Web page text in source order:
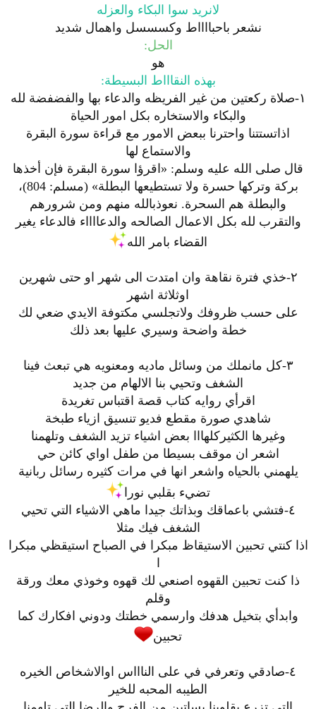
لانريد سوا البكاء والعزله
نشعر باحبااااط وكسسسل واهمال شديد
الحل:
هو
بهذه النقاااط البسيطة:
١-صلاة ركعتين من غير الفريظه والدعاء بها والفضفضة لله
والبكاء والاستخاره بكل امور الحياة
اذاتستتنا واحترنا ببعض الامور مع قراءة سورة البقرة
والاستماع لها
قال صلى الله عليه وسلم: «اقرؤا سورة البقرة فإن أخذها
بركة وتركها حسرة ولا تستطيعها البطلة» (مسلم: 804)،
والبطلة هم السحرة. نعوذبالله منهم ومن شرورهم
والتقرب لله بكل الاعمال الصالحه والدعااااء فالدعاء يغير
القضاء بامر الله
٢-خذي فترة نقاهة وان امتدت الى شهر او حتى شهرين
اوثلاثة اشهر
على حسب ظروفك ولاتجلسي مكتوفة الايدي ضعي لك
خطة واضحة وسيري عليها بعد ذلك
٣-كل مانملك من وسائل ماديه ومعنويه هي تبعث فينا
الشغف وتحيي بنا الالهام من جديد
اقرأي روايه كتاب قصة اقتباس تغريدة
شاهدي صورة مقطع فديو تنسيق ازياء طبخة
وغيرها الكثيركلهااا بعض اشياء تزيد الشغف وتلهمنا
اشعر ان موقف بسيطا من طفل اواي كائن حي
يلهمني بالحياه واشعر انها في مرات كثيره رسائل ربانية
تضيء بقلبي نورا
٤-فتشي باعماقك وبذاتك جيدا ماهي الاشياء التي تحيي
الشغف فيك مثلا
اذا كنتي تحبين الاستيقاظ مبكرا في الصباح استيقظي مبكرا
ا
ذا كنت تحبين القهوه اصنعي لك قهوه وخوذي معك ورقة
وقلم
وابدأي بتخيل هدفك وارسمي خطتك ودوني افكارك كما
تحبين
٤-صادقي وتعرفي في على الناااس اوالاشخاص الخيره
الطيبه المحبه للخير